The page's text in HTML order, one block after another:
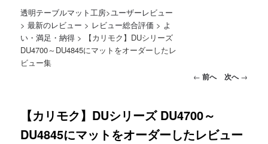
透明テーブルマット工房>ユーザーレビュー
>最新のレビュー > レビュー総合評価 > よ
い・満足・納得 >
【カリモク】DUシリーズ
DU4700～DU4845にマットをオーダーしたレ
ビュー集
投稿ナビゲーション
← 前へ 次へ→
【カリモク】DUシリーズ DU4700～
DU4845にマットをオーダーしたレビュー